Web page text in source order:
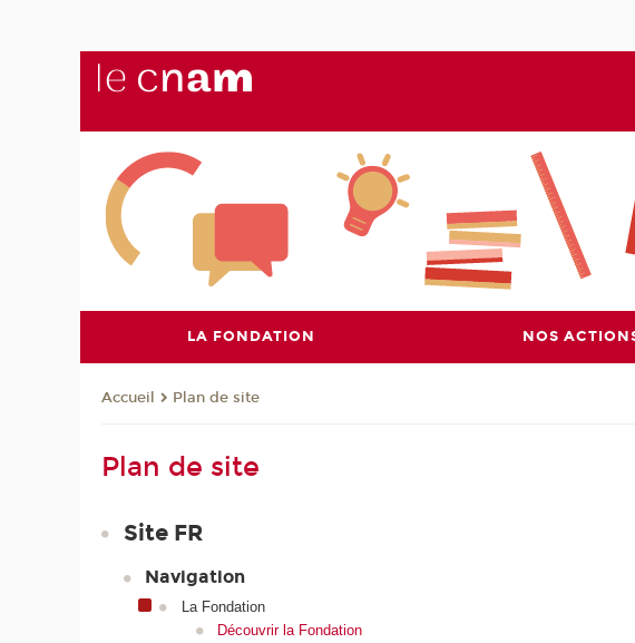
LA FONDATION NOS
Accueil Plan de site
Plan de site
Site FR
Navigation
La Fondation
Découvrir la Fondation